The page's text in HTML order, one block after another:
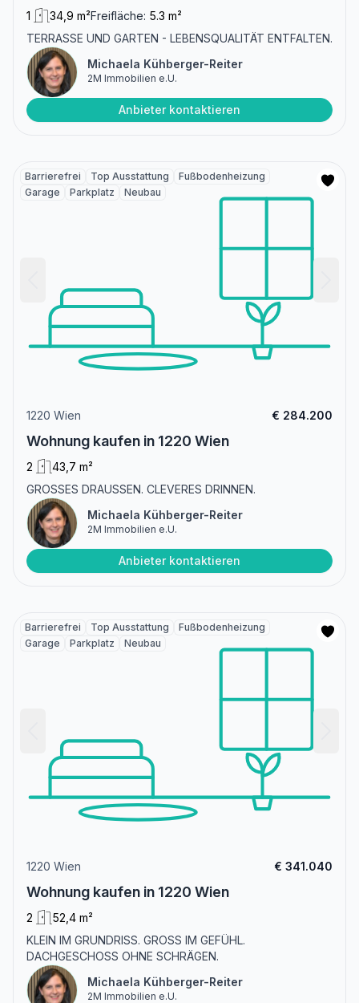
1 34,9 m²Freifläche: 5.3 m²
TERRASSE UND GARTEN - LEBENSQUALITÄT ENTFALTEN.
Michaela Kühberger-Reiter
2M Immobilien e.U.
Anbieter kontaktieren
Barrierefrei Top Ausstattung
Fußbodenheizung
Garage
Parkplatz Neubau
1220 Wien € 284.200
Wohnung kaufen in 1220 Wien
2
43,7 m²
GROSSES DRAUSSEN. CLEVERES DRINNEN.
Michaela Kühberger-Reiter
2M Immobilien e.U.
Anbieter kontaktieren
Barrierefrei Top Ausstattung
Fußbodenheizung
Garage
Parkplatz Neubau
1220 Wien € 341.040
Wohnung kaufen in 1220 Wien
2
52,4 m²
KLEIN IM GRUNDRISS. GROSS IM GEFÜHL.
DACHGESCHOSS OHNE SCHRÄGEN.
Michaela Kühberger-Reiter
2M Immobilien e.U.